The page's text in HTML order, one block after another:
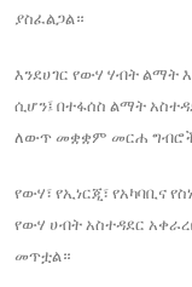
ያስፈልጋል።
እንደሀገር የውሃ ሃብት ልማት
ሲሆን፤ በተፋሰስ ልማት
ለውጥ መቋቋም መርሐ ግብሮች
የውሃ፣ የኢነርጂ፣ የአካባቢና
የውሃ ሀብት አስተዳደር
መጥቷል።